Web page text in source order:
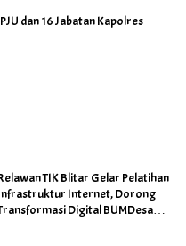
dan 16 Jabatan Kapolres
TIK Blitar Gelar Pelatihan
Internet, Dorong
Digital BUMDesa